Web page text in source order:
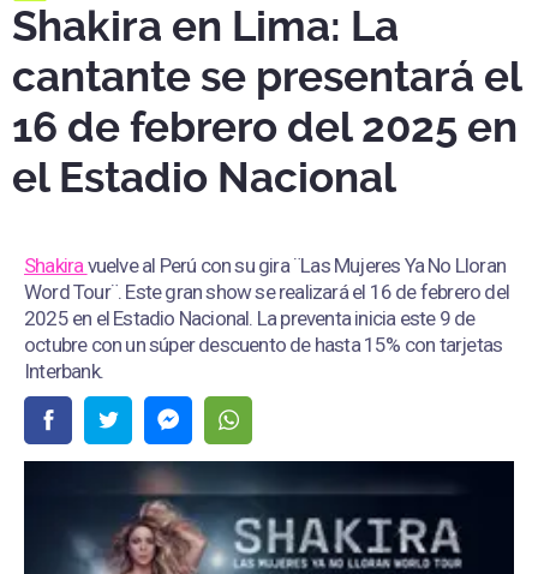
Shakira en Lima: La
cantante se presentará el
16 de febrero del 2025 en
el Estadio Nacional
Shakira vuelve al Perú con su gira ¨Las Mujeres Ya No Lloran
Word Tour¨. Este gran show se realizará el 16 de febrero del
2025 en el Estadio Nacional. La preventa inicia este 9 de
octubre con un súper descuento de hasta 15% con tarjetas
Interbank.